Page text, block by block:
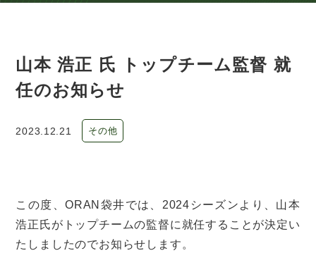
山本 浩正 氏 トップチーム監督 就
任のお知らせ
2023.12.21 その他
この度、ORAN袋井では、2024シーズンより、山本
浩正氏がトップチームの監督に就任することが決定い
たしましたのでお知らせします。